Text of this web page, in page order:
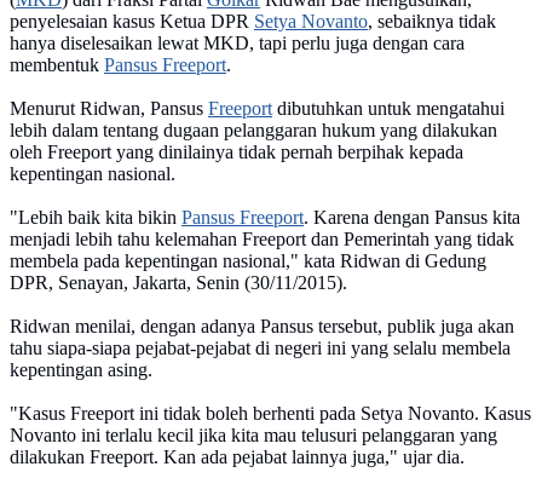
penyelesaian kasus Ketua DPR Setya Novanto, sebaiknya tidak
hanya diselesaikan lewat MKD, tapi perlu juga dengan cara
membentuk Pansus Freeport.
Menurut Ridwan, Pansus Freeportdibutuhkan untuk mengatahui
lebih dalam tentang dugaan pelanggaran hukum yang dilakukan
oleh Freeport yang dinilainya tidak pernah berpihak kepada
kepentingan nasional.
"Lebih baik kita bikin Pansus Freeport. Karena dengan Pansus kita
menjadi lebih tahu kelemahan Freeport dan Pemerintah yang tidak
membela pada kepentingan nasional," kata Ridwan di Gedung
DPR, Senayan, Jakarta, Senin (30/11/2015).
Ridwan menilai, dengan adanya Pansus tersebut, publik juga akan
tahu siapa-siapa pejabat-pejabat di negeri ini yang selalu membela
kepentingan asing.
"Kasus Freeport ini tidak boleh berhenti pada Setya Novanto. Kasus
Novanto ini terlalu kecil jika kita mau telusuri pelanggaran yang
dilakukan Freeport. Kan ada pejabat lainnya juga," ujar dia.